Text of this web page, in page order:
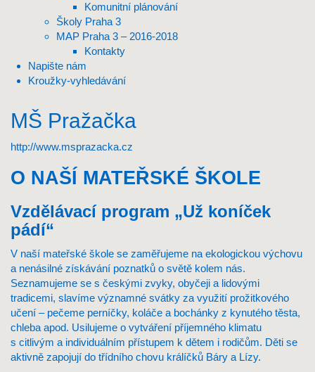
Komunitní plánování
Školy Praha 3
MAP Praha 3 – 2016-2018
Kontakty
Napište nám
Kroužky-vyhledávání
MŠ Pražačka
http://www.msprazacka.cz
O NAŠÍ MATEŘSKÉ ŠKOLE
Vzdělávací program „Už koníček
pádí“
V naší mateřské škole se zaměřujeme na ekologickou výchovu
a nenásilné získávání poznatků o světě kolem nás.
Seznamujeme se s českými zvyky, obyčeji a lidovými
tradicemi, slavíme významné svátky za využití prožitkového
učení – pečeme perníčky, koláče a bochánky z kynutého těsta,
chleba apod. Usilujeme o vytváření příjemného klimatu
s citlivým a individuálním přístupem k dětem i rodičům. Děti se
aktivně zapojují do třídního chovu králíčků Báry a Lízy.